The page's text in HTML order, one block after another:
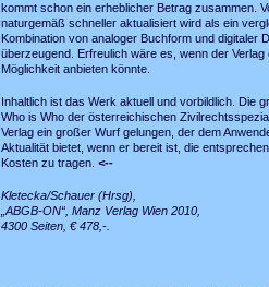
kommt schon ein erheblicher Betrag zusammen.
naturgemäß schneller aktualisiert wird als ein
Kombination von analoger Buchform und digitaler
überzeugend. Erfreulich wäre es, wenn der
Möglichkeit anbieten könnte.
Inhaltlich ist das Werk aktuell und vorbildlich. Die
Who is Who der österreichischen
Verlag ein großer Wurf gelungen, der dem
Aktualität bietet, wenn er bereit ist, die
Kosten zu tragen. <--
Kletecka/Schauer (Hrsg),
„ABGB-ON“, Manz Verlag Wien 2010,
4300 Seiten, € 478,-.